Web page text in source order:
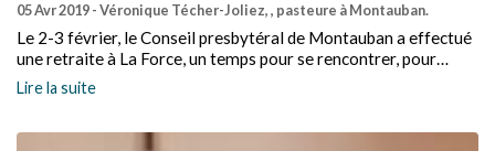
05 Avr 2019- Véronique Técher-Joliez, , pasteure à Montauban.
Le 2-3 février, le Conseil presbytéral de Montauban a effectué
une retraite à La Force, un temps pour se rencontrer, pour
rencontrer la Fondation John Bost et ses résidents ; un temps
aussi pour dire la rencontre avec l’Église, dans nos vies.
Lire la suite